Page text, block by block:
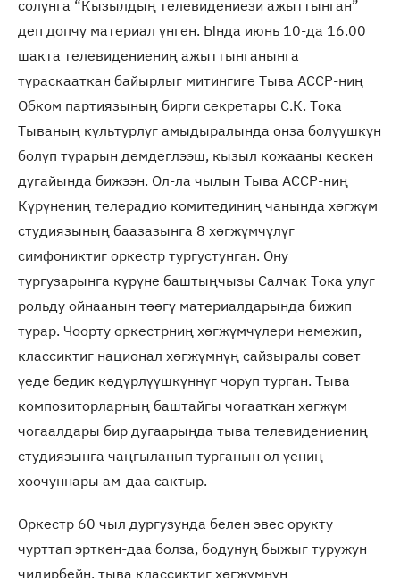
солунга “Кызылдың телевидениези ажыттынган”
деп допчу материал үнген. Ында июнь 10-да 16.00
шакта телевидениениң ажыттынганынга
тураскааткан байырлыг митингиге Тыва АССР-ниң
Обком партиязының бирги секретары С.К. Тока
Тываның культурлуг амыдыралында онза болуушкун
болуп турарын демдеглээш, кызыл кожааны кескен
дугайында бижээн. Ол-ла чылын Тыва АССР-ниң
Күрүнениң телерадио комитединиң чанында хөгжүм
студиязының баазазынга 8 хөгжүмчүлүг
симфониктиг оркестр тургустунган. Ону
тургузарынга күрүне баштыңчызы Салчак Тока улуг
рольду ойнаанын төөгү материалдарында бижип
турар. Чоорту оркестрниң хөгжүмчүлери немежип,
классиктиг национал хөгжүмнүң сайзыралы совет
үеде бедик көдүрлүүшкүннүг чоруп турган. Тыва
композиторларның баштайгы чогааткан хөгжүм
чогаалдары бир дугаарында тыва телевидениениң
студиязынга чаңгыланып турганын ол үениң
хоочуннары ам-даа сактыр.
Оркестр 60 чыл дургузунда белен эвес орукту
чурттап эрткен-даа болза, бодунуң быжыг туружун
чидирбейн, тыва классиктиг хөгжүмнүң